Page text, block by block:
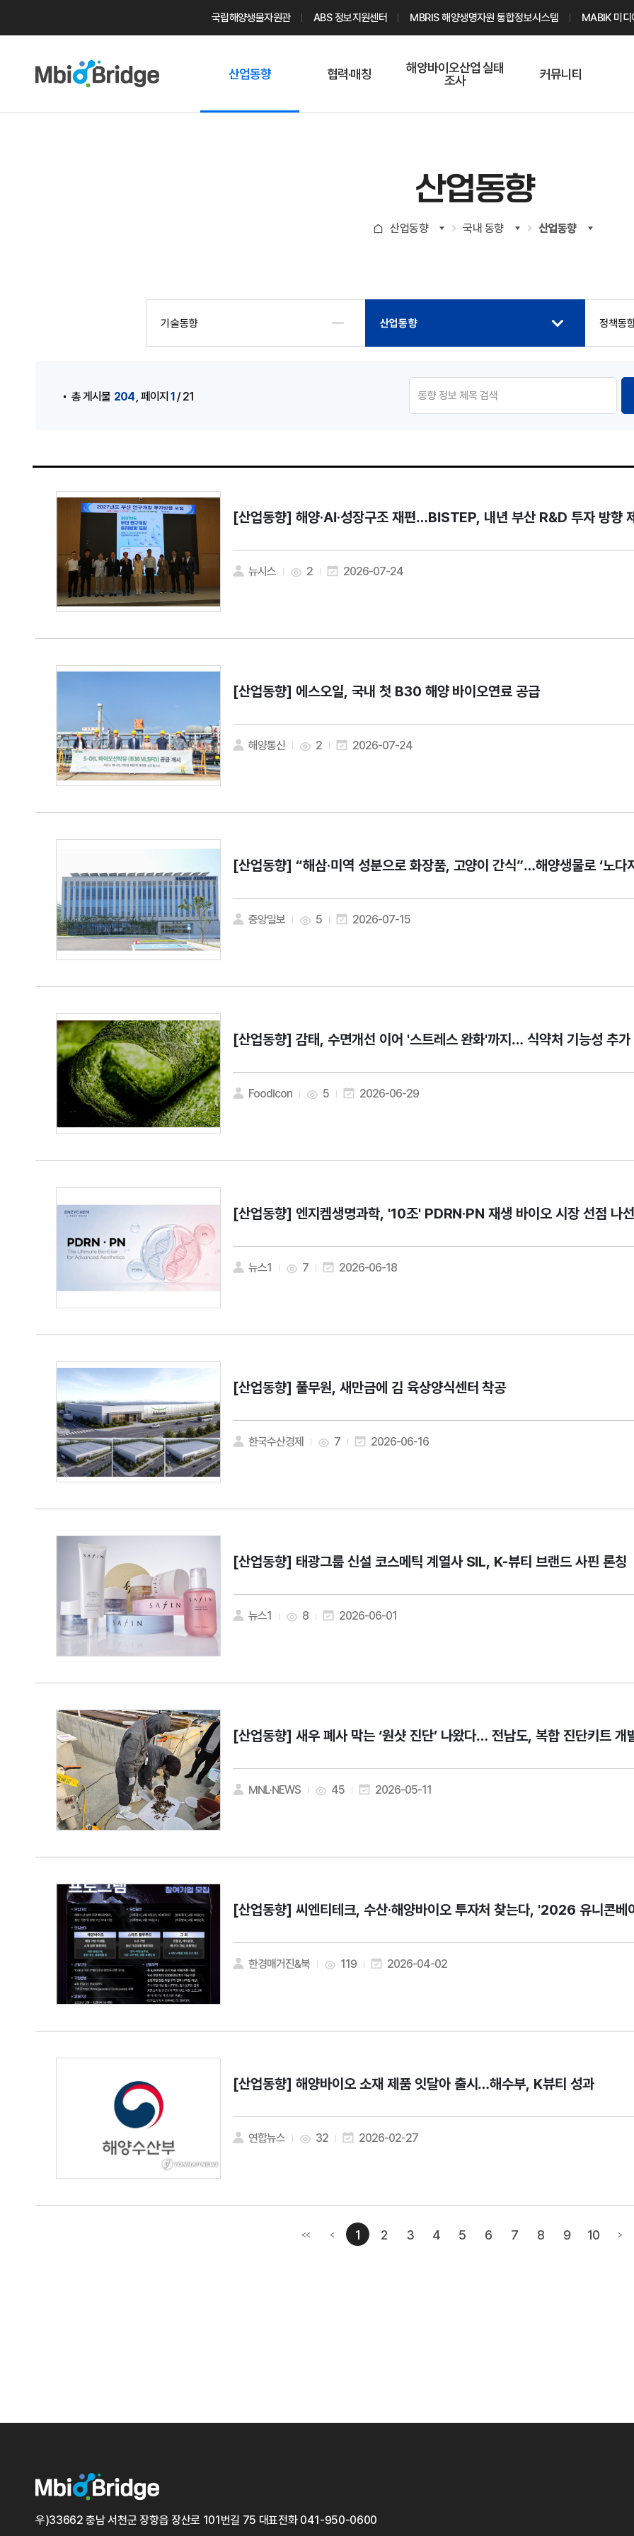
국립해양생물자원관 ABS 정보지원센터 MBRIS 해양생명자원 통합정보시스템 MABIK 미디
산업동향 협력·매칭
해양바이오산업 실태
조사
커뮤니티
해양바이오
기업현황
산업동향
산업동향 국내 동향 산업동향
기술동향 산업동향 정책동
총 게시물 204 ,페이지1/ 21
[산업동향] 해양·AI·성장구조 재편…BISTEP, 내년 부산 R&D 투자 방향
뉴시스 2 2026-07-24
[산업동향] 에스오일, 국내 첫 B30 해양 바이오연료 공급
해양통신 2 2026-07-24
[산업동향] “해삼·미역 성분으로 화장품, 고양이 간식”…해양생물로 ‘노다
중앙일보 5 2026-07-15
[산업동향] 감태, 수면개선 이어 '스트레스 완화'까지… 식약처 기능성 추가
FoodIcon 5 2026-06-29
[산업동향] 엔지켐생명과학, '10조' PDRN·PN 재생 바이오 시장 선점 나
뉴스1 7 2026-06-18
[산업동향] 풀무원, 새만금에 김 육상양식센터 착공
한국수산경제 7 2026-06-16
[산업동향] 태광그룹 신설 코스메틱 계열사 SIL, K-뷰티 브랜드 사핀 론칭
뉴스1 8 2026-06-01
[산업동향] 새우 폐사 막는 ‘원샷 진단’ 나왔다… 전남도, 복합 진단키트 개
MNL·NEWS 45 2026-05-11
[산업동향] 씨엔티테크, 수산·해양바이오 투자처 찾는다, '2026 유니콘베
한경매거진&북 119 2026-04-02
[산업동향] 해양바이오 소재 제품 잇달아 출시…해수부, K뷰티 성과
연합뉴스 32 2026-02-27
<<첫번째페이지
<이전페이지
1 2 3 4 5 6 7 8 9 10 >다
우)33662 충남 서천군 장항읍 장산로 101번길 75 대표전화 041-950-0600